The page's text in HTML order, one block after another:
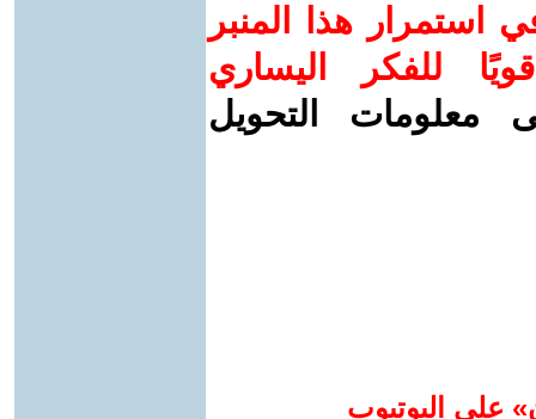
استمرار هذا المنبر
للفكر اليساري
معلومات التحويل
على اليوتيوب